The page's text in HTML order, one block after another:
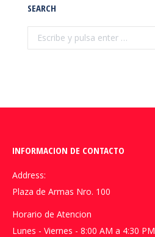
SEARCH
Buscar:
INFORMACION DE CONTACTO
Address:
Plaza de Armas Nro. 100
Horario de Atencion
Lunes - Viernes - 8:00 AM a 4:30 PM